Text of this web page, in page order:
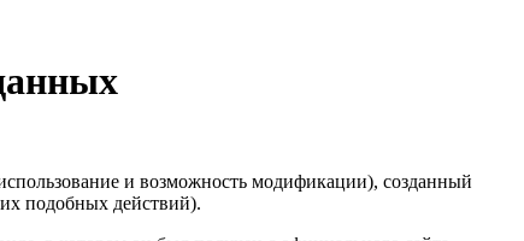
и возможность модификации), созданный
подобных действий).